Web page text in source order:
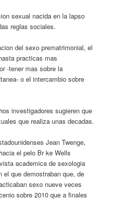
sexual nacida en la lapso
reglas sociales.
del sexo prematrimonial, el
practicas mas
-tener mas sobre la
o el intercambio sobre
investigadores sugieren que
que realiza unas decadas.
Jean Twenge,
el pelo Br ke Wells
academica de sexologia
que demostraban que, de
sexo nueve veces
sobre 2010 que a finales